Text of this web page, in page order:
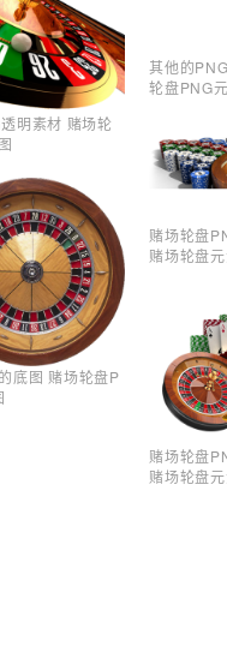
明素材 赌场轮
底图 赌场轮盘P
其他的
轮盘PNG
赌场轮盘
赌场轮盘
赌场轮盘
赌场轮盘